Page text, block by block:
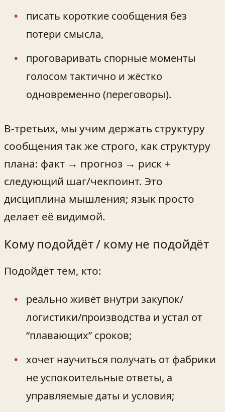
писать короткие сообщения без
потери смысла,
проговаривать спорные моменты
голосом тактично и жёстко
одновременно (переговоры).
В‑третьих, мы учим держать структуру
сообщения так же строго, как структуру
плана: факт → прогноз → риск +
следующий шаг/чекпоинт. Это
дисциплина мышления; язык просто
делает её видимой.
Кому подойдёт / кому не подойдёт
Подойдёт тем, кто:
реально живёт внутри закупок/
логистики/производства и устал от
“плавающих” сроков;
хочет научиться получать от фабрики
не успокоительные ответы, а
управляемые даты и условия;